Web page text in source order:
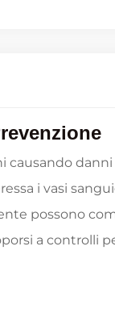
danni
i vasi
possono
a controlli